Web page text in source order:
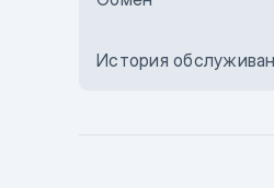
Комбинированный
История